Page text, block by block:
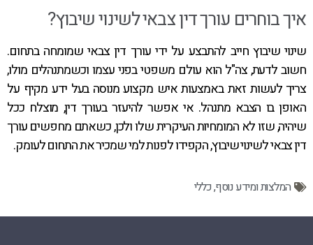
איך בוחרים עורך דין צבאי לשינוי שיבוץ?
שינוי שיבוץ חייב להתבצע על ידי עורך דין צבאי שמומחה בתחום.
חשוב לדעת, צה"ל הוא עולם משפטי בפני עצמו וכשמתנהלים מולו,
צריך לעשות זאת באמצעות איש מקצוע מנוסה בעל ידע מקיף על
האופן בו הצבא מתנהל. אי אפשר להיעזר בעורך דין, מוצלח ככל
שיהיה, שזו לא המומחיות העיקרית שלו ולכן, כשאתם מחפשים עורך
דין צבאי לשינוי שיבוץ, הקפידו לפנות למי שמכיר את התחום לעומק.
המלצות ומידע נוסף,כללי